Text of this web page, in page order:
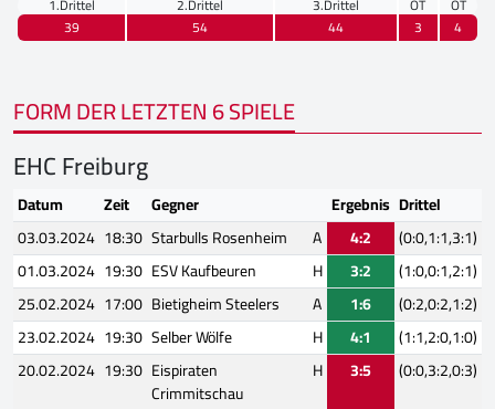
39
54 44 3 4
FORM DER LETZTEN 6 SPIELE
EHC Freiburg
Datum Zeit Gegner Ergebnis Drittel
03.03.2024 18:30 Starbulls Rosenheim A 4:2
(0:0,1:1,3:1)
01.03.2024 19:30 ESV Kaufbeuren H 3:2
(1:0,0:1,2:1)
25.02.2024 17:00 Bietigheim Steelers A 1:6
(0:2,0:2,1:2)
23.02.2024 19:30 Selber Wölfe H 4:1
(1:1,2:0,1:0)
20.02.2024 19:30 Eispiraten
Crimmitschau
H 3:5
(0:0,3:2,0:3)